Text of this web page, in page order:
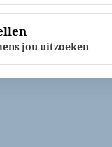
jou uitzoeken